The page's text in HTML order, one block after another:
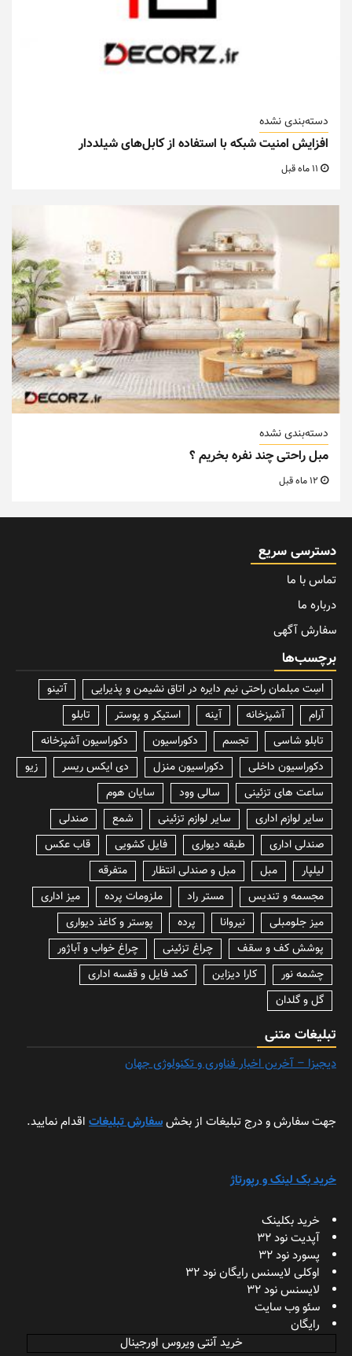
دسته‌بندی نشده
افزایش امنیت شبکه با استفاده از کابل‌های شیلددار
دسته‌بندی نشده
مبل راحتی چند نفره بخریم ؟
دسترسی سریع
تماس با ما
درباره ما
سفارش آگهی
برچسب‌ها
lسِت مبلمان راحتی نیم دایره در اتاق نشیمن و پذیرایی
آتینو
آرام
آشپزخانه آینه استیکر و پوستر
تابلو
تابلو شاسی
تجسم دکوراسیون
دکوراسیون آشپزخانه
دکوراسیون داخلی
دکوراسیون منزل دی ایکس ریسر
زیو
ساعت های تزئینی
سالی وود
سایان هوم
سایر لوازم اداری
سایر لوازم تزئینی شمع
صندلی
صندلی اداری
طبقه دیواری فایل کشویی
قاب عکس
لیلپار
مبل مبل و صندلی انتظار
متفرقه
مجسمه و تندیس
مستر راد ملزومات پرده
میز اداری
میز جلومبلی
نیروانا پرده
پوستر و کاغذ دیواری
پوشش کف و سقف
چراغ تزئینی
چراغ خواب و آباژور
چشمه نور
کارا دیزاین
کمد فایل و قفسه اداری
گل و گلدان
تبلیغات متنی
دیجیزا – آخرین اخبار فناوری و تکنولوژی جهان
جهت سفارش و درج تبلیغات از بخشسفارش تبلیغات اقدام نمایید.
خرید بک لینک و رپورتاژ
خرید بکلینک
آپدیت نود 32
پسورد نود 32
اوکلی لایسنس رایگان نود 32
لایسنس نود 32
سئو وب سایت
رایگان
خرید آنتی ویروس اورجینال